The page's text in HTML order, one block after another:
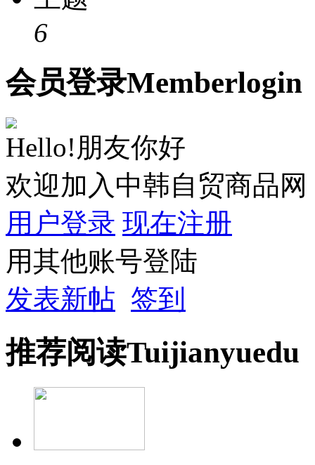
6
会员登录Memberlogin
Hello!朋友你好
欢迎加入中韩自贸商品网
用户登录 现在注册
用其他账号登陆
发表新帖 签到
推荐阅读Tuijianyuedu